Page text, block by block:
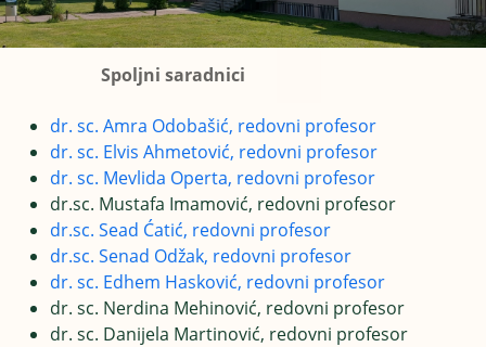
Spoljni saradnici
dr. sc. Amra Odobašić, redovni profesor
dr. sc. Elvis Ahmetović, redovni profesor
dr. sc. Mevlida Operta, redovni profesor
dr.sc. Mustafa Imamović, redovni profesor
dr.sc. Sead Ćatić, redovni profesor
dr.sc. Senad Odžak, redovni profesor
dr. sc. Edhem Hasković, redovni profesor
dr. sc. Nerdina Mehinović, redovni profesor
dr. sc. Danijela Martinović, redovni profesor